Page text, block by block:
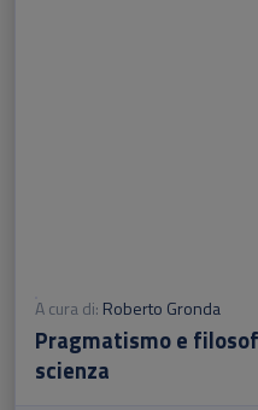
A cura di: Roberto Gronda
Pragmatismo e
scienza